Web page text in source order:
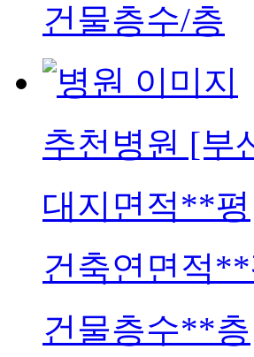
건물층수/층
추천병원 [부
대지면적**평
건축연면적**
건물층수**층